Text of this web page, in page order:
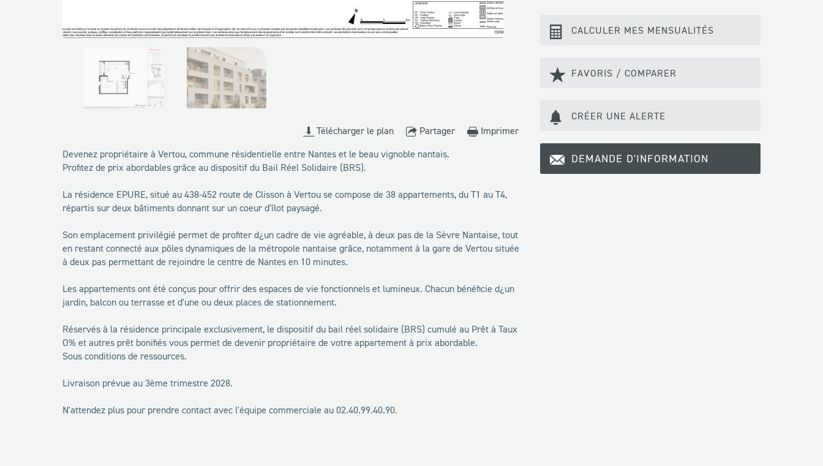
Télécharger le plan Partager
Imprimer
Devenez propriétaire à Vertou, commune résidentielle entre Nantes et le beau vignoble nantais.
Profitez de prix abordables grâce au dispositif du Bail Réel Solidaire (BRS).
La résidence EPURE, situé au 438-452 route de Clisson à Vertou se compose de 38 appartements, du T1 au T4,
répartis sur deux bâtiments donnant sur un coeur d'îlot paysagé.
Son emplacement privilégié permet de profiter d¿un cadre de vie agréable, à deux pas de la Sèvre Nantaise, tout
en restant connecté aux pôles dynamiques de la métropole nantaise grâce, notamment à la gare de Vertou située
à deux pas permettant de rejoindre le centre de Nantes en 10 minutes.
Les appartements ont été conçus pour offrir des espaces de vie fonctionnels et lumineux. Chacun bénéficie d¿un
jardin, balcon ou terrasse et d'une ou deux places de stationnement.
Réservés à la résidence principale exclusivement, le dispositif du bail réel solidaire (BRS) cumulé au Prêt à Taux
O% et autres prêt bonifiés vous permet de devenir propriétaire de votre appartement à prix abordable.
Sous conditions de ressources.
Livraison prévue au 3ème trimestre 2028.
N'attendez plus pour prendre contact avec l'équipe commerciale au 02.40.99.40.90.
CALCULER MES MENSUALITÉS
FAVORIS / COMPARER
CRÉER UNE ALERTE
DEMANDE D'INFORMATION